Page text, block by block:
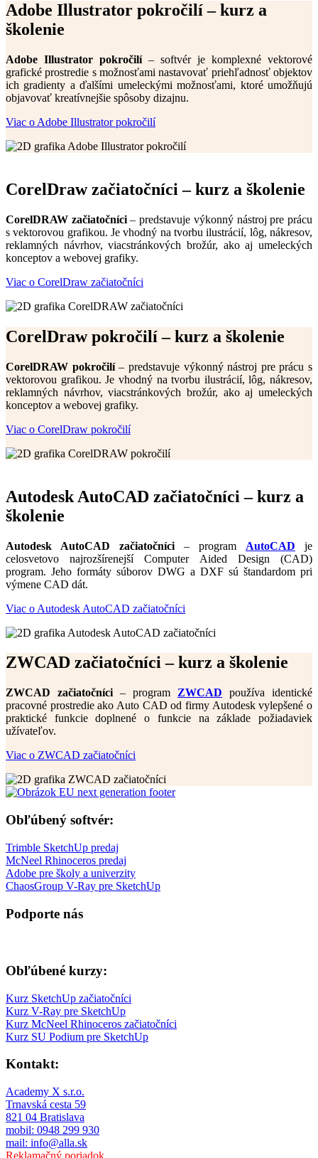
Adobe Illustrator pokročilí – kurz a
školenie
Adobe Illustrator pokročilí– softvér je komplexné vektorové
grafické prostredie s možnosťami nastavovať priehľadnosť objektov
ich gradienty a ďalšími umeleckými možnosťami, ktoré umožňujú
objavovať kreatívnejšie spôsoby dizajnu.
Viac o Adobe Illustrator pokročilí
CorelDraw začiatočníci – kurz a školenie
CorelDRAW začiatočníci– predstavuje výkonný nástroj pre prácu
s vektorovou grafikou. Je vhodný na tvorbu ilustrácií, lôg, nákresov,
reklamných návrhov, viacstránkových brožúr, ako aj umeleckých
konceptov a webovej grafiky.
Viac o CorelDraw začiatočníci
CorelDraw pokročilí – kurz a školenie
CorelDRAW pokročilí– predstavuje výkonný nástroj pre prácu s
vektorovou grafikou. Je vhodný na tvorbu ilustrácií, lôg, nákresov,
reklamných návrhov, viacstránkových brožúr, ako aj umeleckých
konceptov a webovej grafiky.
Viac o CorelDraw pokročilí
Autodesk AutoCAD začiatočníci – kurz a
školenie
Autodesk AutoCAD začiatočníci – program AutoCAD je
celosvetovo najrozšírenejší Computer Aided Design (CAD)
program. Jeho formáty súborov DWG a DXF sú štandardom pri
výmene CAD dát.
Viac o Autodesk AutoCAD začiatočníci
ZWCAD začiatočníci – kurz a školenie
ZWCAD začiatočníci – program ZWCAD používa identické
pracovné prostredie ako Auto CAD od firmy Autodesk vylepšené o
praktické funkcie doplnené o funkcie na základe požiadaviek
užívateľov.
Viac o ZWCAD začiatočníci
Obľúbený softvér:
Trimble SketchUp predaj
McNeel Rhinoceros predaj
Adobe pre školy a univerzity
ChaosGroup V-Ray pre SketchUp
Podporte nás
Obľúbené kurzy:
Kurz SketchUp začiatočníci
Kurz V-Ray pre SketchUp
Kurz McNeel Rhinoceros začiatočníci
Kurz SU Podium pre SketchUp
Kontakt:
Academy X s.r.o.
Trnavská cesta 59
821 04 Bratislava
mobil: 0948 299 930
mail: info@alla.sk